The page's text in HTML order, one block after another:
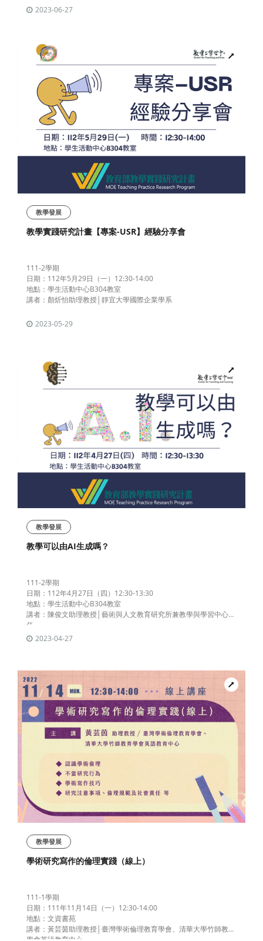
2023-06-27
教學發展
教學實踐研究計畫【專案-USR】經驗分享會
111-2學期
日期：112年5月29日（一）12:30-14:00
地點：學生活動中心B304教室
講者：顏炘怡助理教授│靜宜大學國際企業學系
2023-05-29
教學發展
教學可以由AI生成嗎？
111-2學期
日期：112年4月27日（四）12:30-13:30
地點：學生活動中心B304教室
講者：陳俊文助理教授│藝術與人文教育研究所兼教學與學習中心主
任
2023-04-27
教學發展
學術研究寫作的倫理實踐（線上）
111-1學期
日期：111年11月14日（一）12:30-14:00
地點：文資書苑
講者：黃芸茵助理教授│臺灣學術倫理教育學會、清華大學竹師教育